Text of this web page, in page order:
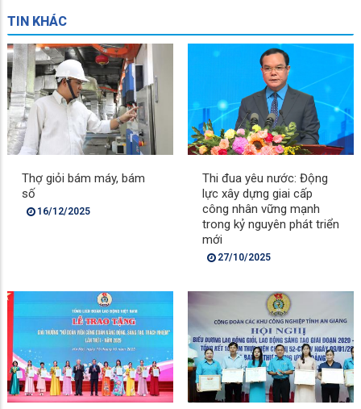
TIN KHÁC
Thợ giỏi bám máy, bám
số
16/12/2025
Thi đua yêu nước: Động
lực xây dựng giai cấp
công nhân vững mạnh
trong kỷ nguyên phát triển
mới
27/10/2025